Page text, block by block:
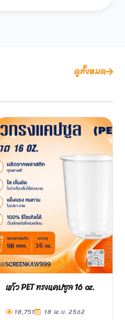
ดูทั้งหมด
แก้ว PET ทรงแคปซูล 16 oz.
18,751 18 พ.ย. 2562